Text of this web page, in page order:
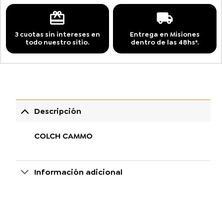
3 cuotas sin intereses en
todo nuestro sitio.
Entrega en Misiones
dentro de las 48hs*.
Descripción
COLCH CAMMO
Información adicional